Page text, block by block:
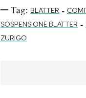
Tag: BLATTER -
SOSPENSIONE BLATTER -
ZURIGO